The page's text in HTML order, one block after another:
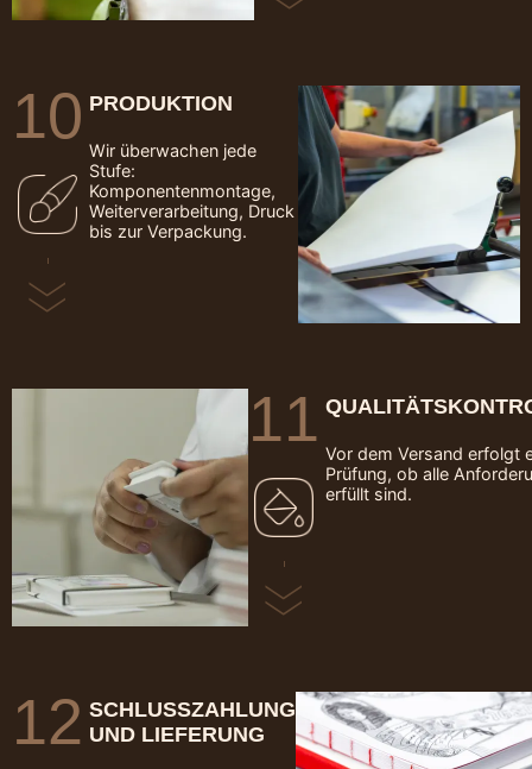
10 PRODUKTION
Wir überwachen jede
Stufe:
Komponentenmontage,
Weiterverarbeitung, Druck
bis zur Verpackung.
11 Vor dem Versand erfolgt
Prüfung, ob alle
erfüllt sind.
12 SCHLUSSZAHLUNG
UND LIEFERUNG